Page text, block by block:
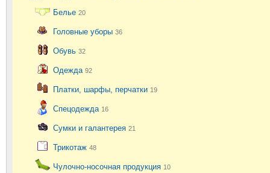
Белье 20
Головные уборы 36
Обувь 32
Одежда 92
Платки, шарфы, перчатки 19
Спецодежда 16
Сумки и галантерея 21
Трикотаж 48
Чулочно-носочная продукция 10